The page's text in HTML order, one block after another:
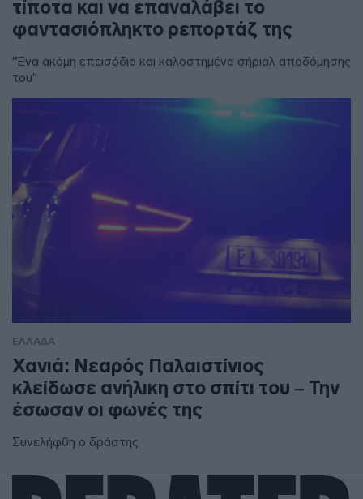
τίποτα και να επαναλάβει το
φαντασιόπληκτο ρεπορτάζ της
"Ένα ακόμη επεισόδιο και καλοστημένο σήριαλ αποδόμησης
του"
ΕΛΛΑΔΑ
Χανιά: Νεαρός Παλαιστίνιος
κλείδωσε ανήλικη στο σπίτι του – Την
έσωσαν οι φωνές της
Συνελήφθη ο δράστης